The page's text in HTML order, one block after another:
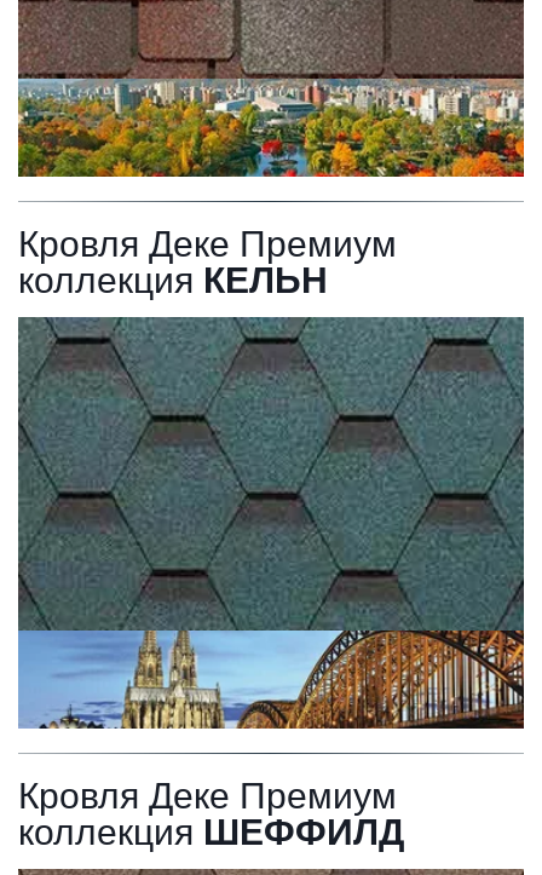
Кровля Деке Премиум
коллекция КЕЛЬН
Кровля Деке Премиум
коллекция ШЕФФИЛД